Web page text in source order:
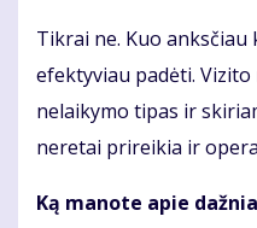
Tikrai ne. Kuo
efektyviau padėti.
nelaikymo tipas ir
neretai prireikia ir
Ką manote apie